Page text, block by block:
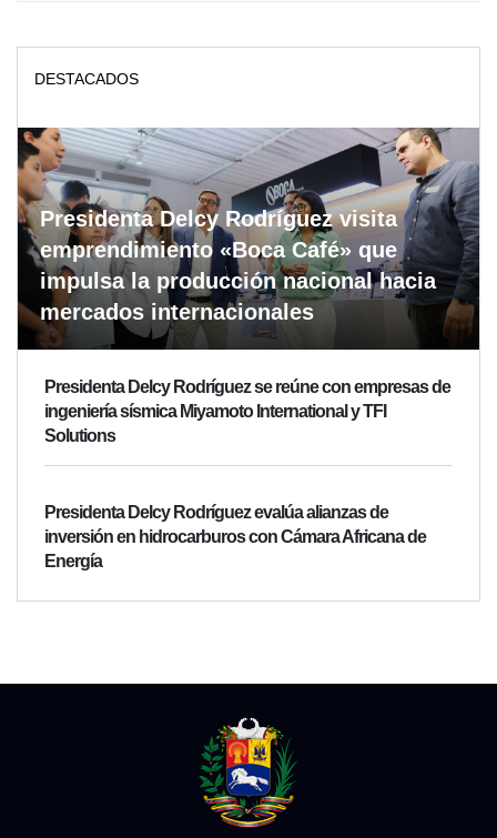
DESTACADOS
Presidenta Delcy Rodríguez visita
emprendimiento «Boca Café» que
impulsa la producción nacional hacia
mercados internacionales
Presidenta Delcy Rodríguez se reúne con empresas de
ingeniería sísmica Miyamoto International y TFI
Solutions
Presidenta Delcy Rodríguez evalúa alianzas de
inversión en hidrocarburos con Cámara Africana de
Energía